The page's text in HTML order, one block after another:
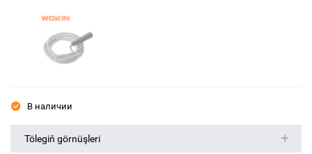
В наличии
Tölegiň görnüşleri